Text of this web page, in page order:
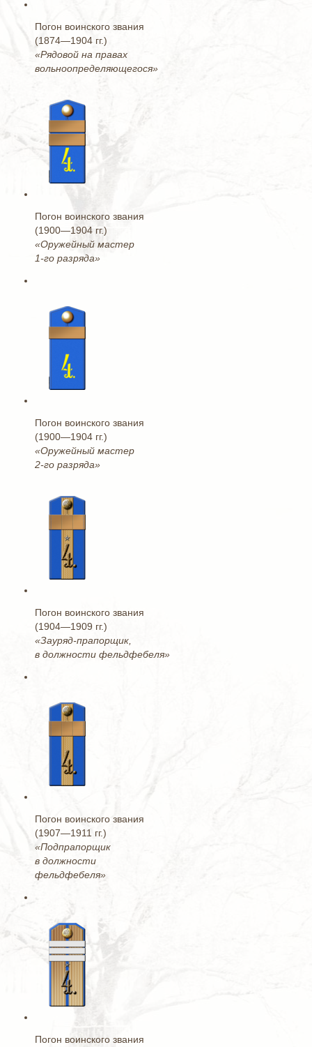
Погон воинского звания
(1874—1904 гг.)
«Рядовой на правах
вольноопределяющегося»
Погон воинского звания
(1900—1904 гг.)
«Оружейный мастер
1-го разряда»
Погон воинского звания
(1900—1904 гг.)
«Оружейный мастер
2-го разряда»
Погон воинского звания
(1904—1909 гг.)
«Зауряд-прапорщик,
в должности фельдфебеля»
Погон воинского звания
(1907—1911 гг.)
«Подпрапорщик
в должности
фельдфебеля»
Погон воинского звания